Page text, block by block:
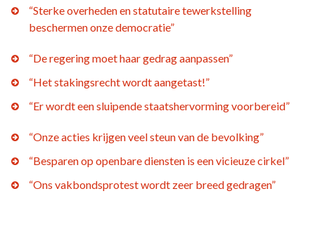
“Sterke overheden en statutaire tewerkstelling
beschermen onze democratie”
“De regering moet haar gedrag aanpassen”
“Het stakingsrecht wordt aangetast!”
“Er wordt een sluipende staatshervorming voorbereid”
“Onze acties krijgen veel steun van de bevolking”
“Besparen op openbare diensten is een vicieuze cirkel”
“Ons vakbondsprotest wordt zeer breed gedragen”